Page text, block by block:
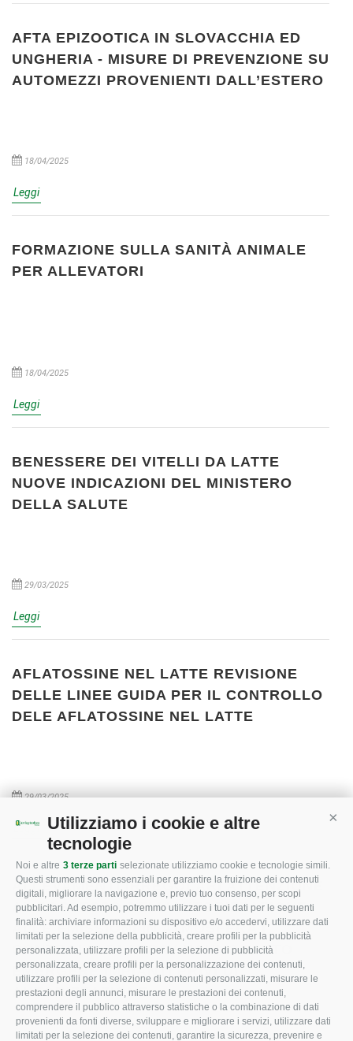
Utilizziamo i cookie e altre
tecnologie
Noi e altre 3 terze parti selezionate utilizziamo cookie e tecnologie simili.
Questi strumenti sono essenziali per garantire la fruizione dei contenuti
digitali, migliorare la navigazione e, previo tuo consenso, per scopi
pubblicitari. Ad esempio, potremmo utilizzare i tuoi dati per le seguenti
finalità: archiviare informazioni su dispositivo e/o accedervi, utilizzare dati
limitati per la selezione della pubblicità, creare profili per la pubblicità
personalizzata, utilizzare profili per la selezione di pubblicità
personalizzata, creare profili per la personalizzazione dei contenuti,
utilizzare profili per la selezione di contenuti personalizzati, misurare le
prestazioni degli annunci, misurare le prestazioni dei contenuti,
comprendere il pubblico attraverso statistiche o la combinazione di dati
provenienti da fonti diverse, sviluppare e migliorare i servizi, utilizzare dati
limitati per la selezione dei contenuti, garantire la sicurezza, prevenire e
AFTA EPIZOOTICA IN SLOVACCHIA ED
UNGHERIA - MISURE DI PREVENZIONE SU
AUTOMEZZI PROVENIENTI DALL’ESTERO
18/04/2025
Leggi
FORMAZIONE SULLA SANITÀ ANIMALE
PER ALLEVATORI
18/04/2025
Leggi
BENESSERE DEI VITELLI DA LATTE
NUOVE INDICAZIONI DEL MINISTERO
DELLA SALUTE
29/03/2025
Leggi
AFLATOSSINE NEL LATTE REVISIONE
DELLE LINEE GUIDA PER IL CONTROLLO
DELE AFLATOSSINE NEL LATTE
29/03/2025
Leggi
ALLEVAMENTI IRREGOLARI ATTENZIONE
AL POSSESSO DELL’AUTORIZZAZIONE
ALLE EMISSIONI IN ATMOSFERA I
CONTROLLI DI ARPAV HANNO FATTO
EMERGERE IMPIANTI PRIVI DI
AUTORIZZAZIONE
29/03/2025